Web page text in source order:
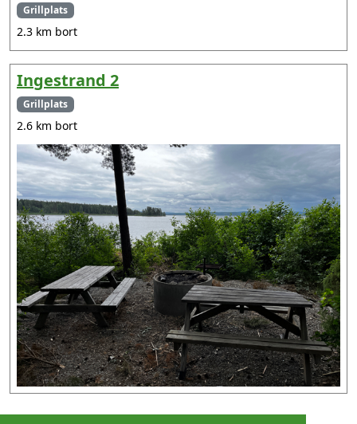
Grillplats
2.3 km bort
Ingestrand 2
Grillplats
2.6 km bort